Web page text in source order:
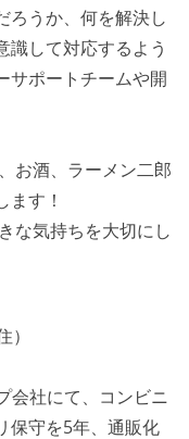
ろうか、何を解決し
識して対応するよう
サポートチームや開
お酒、ラーメン二郎
ます！
な気持ちを大切にし
会社にて、コンビニ
保守を5年、通販化